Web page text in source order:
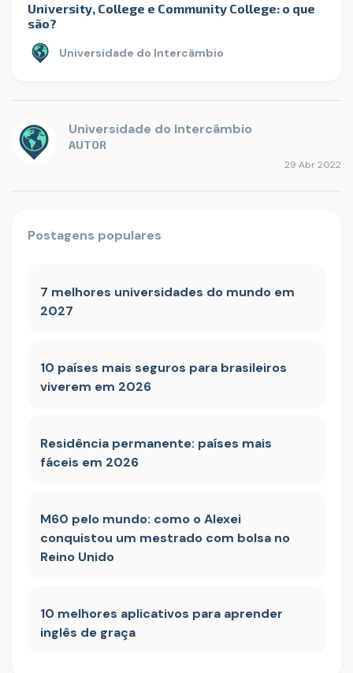
University, College e Community College: o que
são?
Universidade do Intercâmbio
Universidade do Intercâmbio
AUTOR
29 Abr 2022
Postagens populares
7 melhores universidades do mundo em
2027
10 países mais seguros para brasileiros
viverem em 2026
Residência permanente: países mais
fáceis em 2026
M60 pelo mundo: como o Alexei
conquistou um mestrado com bolsa no
Reino Unido
10 melhores aplicativos para aprender
inglês de graça